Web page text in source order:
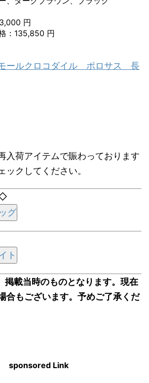
円
：135,850 円
モールクロコダイル ポロサス 長
入荷アイテムで賑わっております
ックしてください。
グ
ト
掲載当時のものとなります。現在
合もございます。予めご了承くだ
sponsored Link